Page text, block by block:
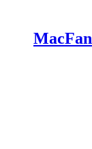
MacFan